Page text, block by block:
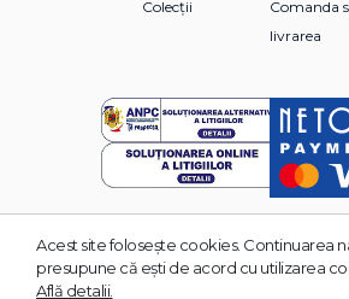
Colecții
Comanda
livrarea
© 2026 Grupul Editorial TREI. Toate
Acest site foloseşte cookies. Continuarea
presupune că eşti de acord cu utilizarea
Află detalii.